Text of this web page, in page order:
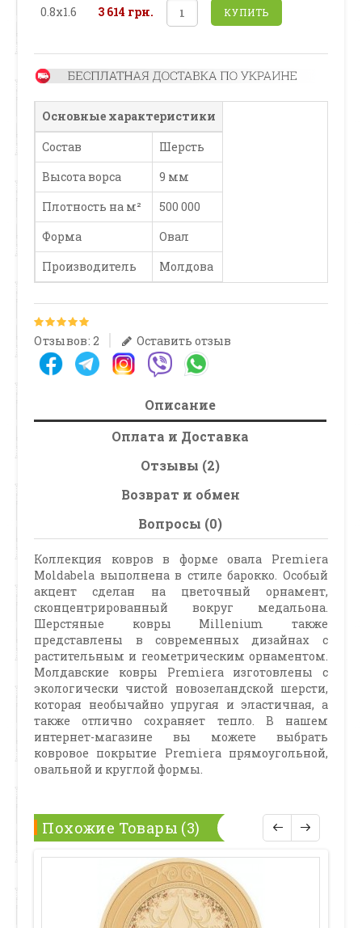
0.8х1.6 3 614 грн. КУПИТЬ
Основные характеристики
Состав
Шерсть
Высота ворса
9 мм
Плотность на м²
500 000
Форма
Овал
Производитель
Молдова
Отзывов: 2 Оставить отзыв
Описание
Оплата и Доставка
Отзывы (2)
Возврат и обмен
Вопросы (0)
Коллекция ковров в форме овала Premiera
Moldabela выполнена в стиле барокко. Особый
акцент сделан на цветочный орнамент,
сконцентрированный вокруг медальона.
Шерстяные ковры Millenium также
представлены в современных дизайнах с
растительным и геометрическим орнаментом.
Молдавские ковры Premiera изготовлены с
экологически чистой новозеландской шерсти,
которая необычайно упругая и эластичная, а
также отлично сохраняет тепло. В нашем
интернет-магазине вы можете выбрать
ковровое покрытие Premiera прямоугольной,
овальной и круглой формы.
Похожие Товары (3)